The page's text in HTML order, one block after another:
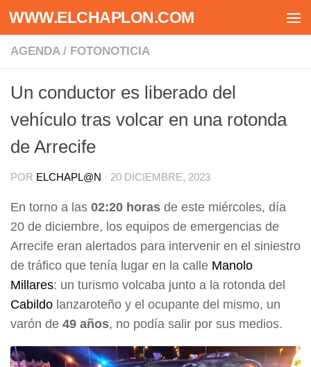
Saltar al contenido
WWW.ELCHAPLON.COM
AGENDA / FOTONOTICIA
Un conductor es liberado del
vehículo tras volcar en una rotonda
de Arrecife
POR ELCHAPL@N · 20 DICIEMBRE, 2023
En torno a las 02:20 horas de este miércoles, día
20 de diciembre, los equipos de emergencias de
Arrecife eran alertados para intervenir en el siniestro
de tráfico que tenía lugar en la calle Manolo
Millares: un turismo volcaba junto a la rotonda del
Cabildo lanzaroteño y el ocupante del mismo, un
varón de 49 años, no podía salir por sus medios.